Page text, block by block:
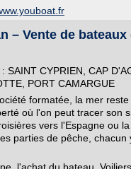
– Vente de
SAINT CYPRIEN, CAP
PORT CAMARGUE
formatée, la mer
où l'on peut tracer son
vers l'Espagne ou
parties de pêche, chacun